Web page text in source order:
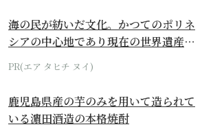
海の民が紡いだ文化。かつてのポリネ
シアの中心地であり現在の世界遺産か
らみえてくる...
PR(エア タヒチ ヌイ)
鹿児島県産の芋のみを用いて造られて
いる濵田酒造の本格焼酎